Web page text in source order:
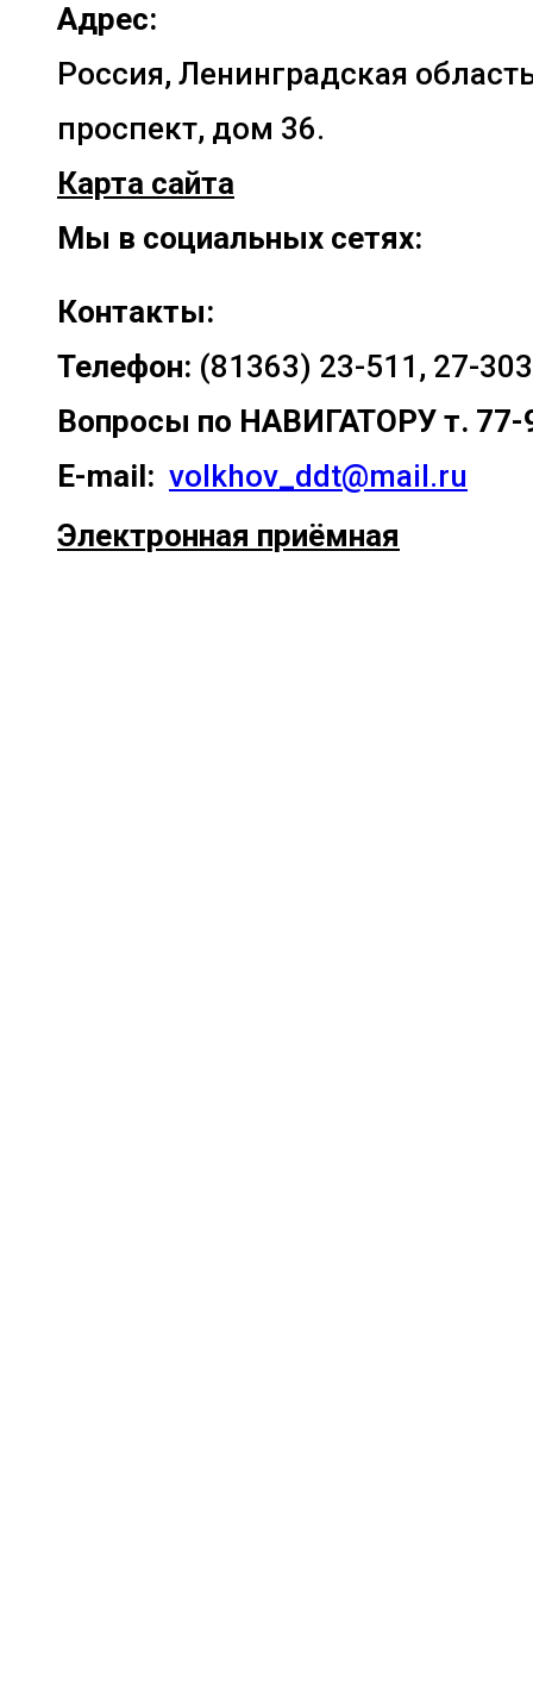
Адрес:
Россия, Ленинградская
проспект, дом 36.
Карта сайта
Мы в социальных сетях:
Контакты:
Телефон: (81363) 23-511, 27-303
Вопросы по НАВИГАТОРУ т. 77-
E-mail: volkhov_ddt@mail.ru
Электронная приёмная